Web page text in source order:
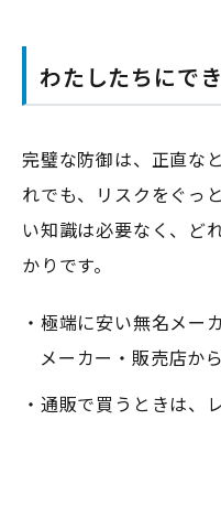
わたしたちにで
完璧な防御は、正直な
れでも、リスクをぐっ
い知識は必要なく、ど
かりです。
・極端に安い無名メー
メーカー・販売店か
・通販で買うときは、